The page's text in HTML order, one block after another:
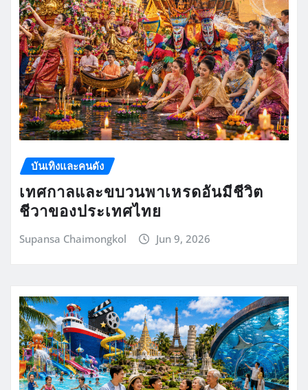
บันเทิงและคนดัง
เทศกาลและขบวนพาเหรดอันมีชีวิต
ชีวาของประเทศไทย
Supansa Chaimongkol Jun 9, 2026